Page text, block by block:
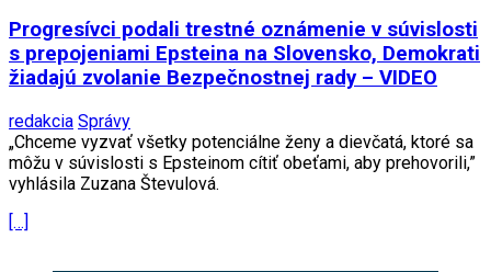
Progresívci podali trestné oznámenie v súvislosti
s prepojeniami Epsteina na Slovensko, Demokrati
žiadajú zvolanie Bezpečnostnej rady – VIDEO
redakcia Správy
„Chceme vyzvať všetky potenciálne ženy a dievčatá, ktoré sa
môžu v súvislosti s Epsteinom cítiť obeťami, aby prehovorili,”
vyhlásila Zuzana Števulová.
[…]